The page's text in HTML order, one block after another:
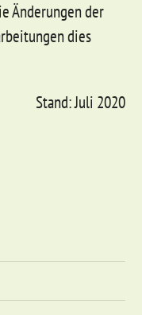
Änderungen der
dies
Stand: Juli 2020